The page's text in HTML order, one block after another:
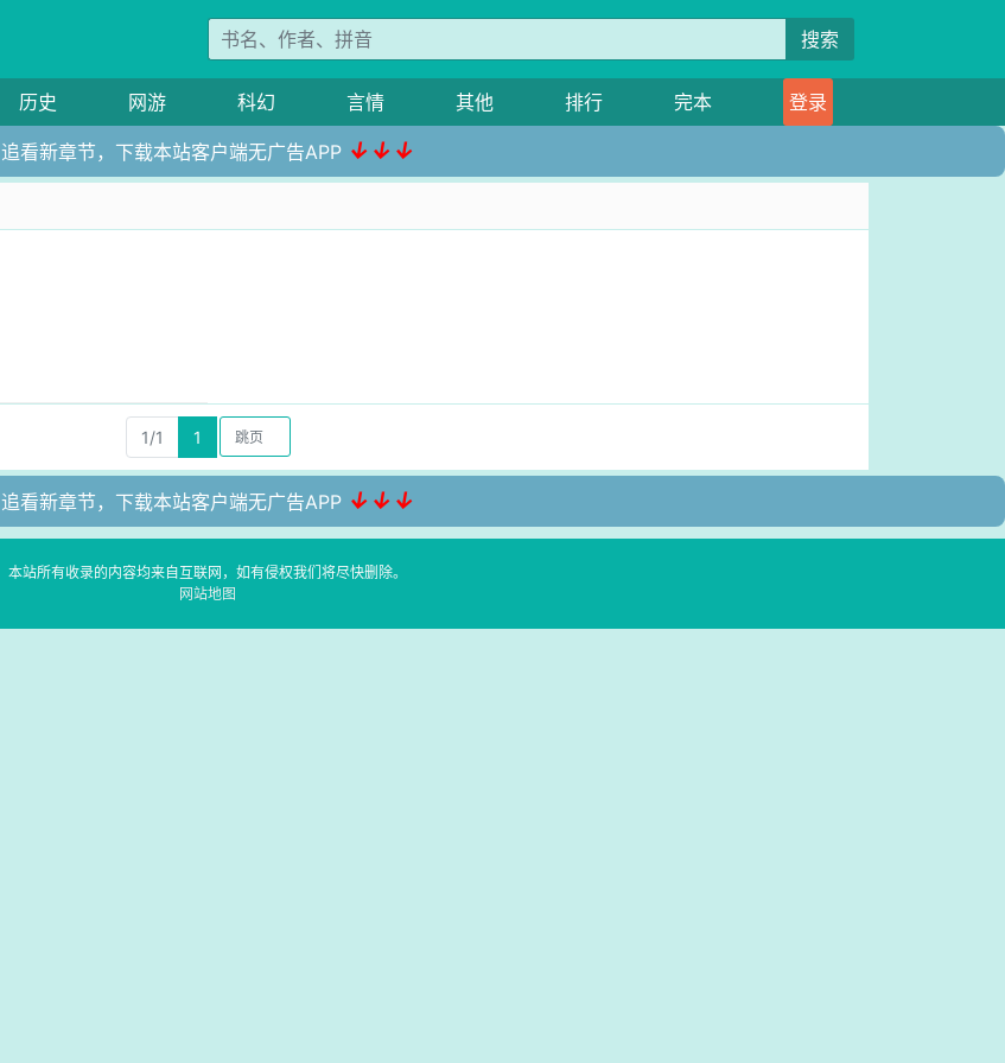
搜索
历史 网游 科幻 言情 其他 排行 完本 登录
追看新章节，下载本站客户端无广告APP ↓↓↓
1/1 1
追看新章节，下载本站客户端无广告APP ↓↓↓
本站所有收录的内容均来自互联网，如有侵权我们将尽快删除。
网站地图